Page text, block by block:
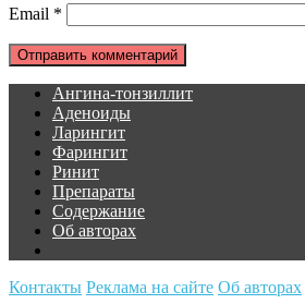
Email *
Ангина-тонзиллит
Аденоиды
Ларингит
Фарингит
Ринит
Препараты
Содержание
Об авторах
Контакты Реклама на сайте Об авторах